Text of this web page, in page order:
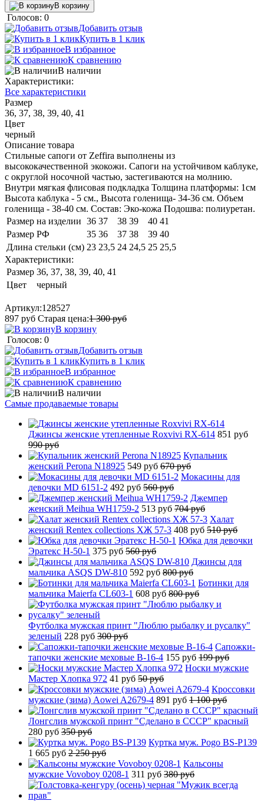
В корзину
Голосов: 0
Добавить отзыв
Купить в 1 клик
В избранное
К сравнению
В наличии
Характеристики:
Все характеристики
Размер
36, 37, 38, 39, 40, 41
Цвет
черный
Описание товара
Стильные сапоги от Zeffira выполнены из
высококачественной экокожи. Сапоги на устойчивом каблуке,
с округлой носочной частью, застегиваются на молнию.
Внутри мягкая флисовая подкладка Толщина платформы: 1см
Высота каблука - 5 см., Высота голенища- 34-36 см. Объем
голенища - 38-40 см. Состав: Эко-кожа Подошва: полиуретан.
Размер на изделии 36 37 38 39 40 41
Размер РФ
35 36 37 38 39 40
Длина стельки (см) 23 23,5 24 24,5 25 25,5
Характеристики:
Размер 36, 37, 38, 39, 40, 41
Цвет
черный
Артикул:128527
897 руб Старая цена:1 300руб
В корзину
Голосов: 0
Добавить отзыв
Купить в 1 клик
В избранное
К сравнению
В наличии
Самые продаваемые товары
Джинсы женские утепленные Roxvivi RX-614 851 руб
990 руб
Купальник
женский Perona N18925 549 руб 670 руб
Мокасины для
девочки MD 6151-2 492 руб 560 руб
Джемпер
женский Meihua WH1759-2 513 руб 704 руб
Халат
женский Rentex collections ХЖ 57-3 408 руб 510 руб
Юбка для девочки
Эратекс H-50-1 375 руб 560 руб
Джинсы для
мальчика ASQS DW-810 592 руб 800 руб
Ботинки для
мальчика Maierfa CL603-1 608 руб 800 руб
Футболка мужская принт "Люблю рыбалку и русалку"
зеленый 228 руб 300 руб
Сапожки-
тапочки женские меховые B-16-4 155 руб 199 руб
Носки мужские
Мастер Хлопка 972 41 руб 50 руб
Кроссовки
мужские (зима) Aowei A2679-4 891 руб 1 100 руб
Лонгслив мужской принт "Сделано в СССР" красный
280 руб 350 руб
Куртка муж. Pogo BS-P139
1 665 руб 2 250 руб
Кальсоны
мужские Vovoboy 0208-1 311 руб 380 руб